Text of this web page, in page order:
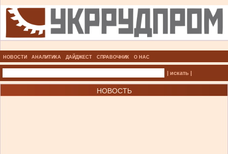
НОВОСТИ АНАЛИТИКА ДАЙДЖЕСТ СПРАВОЧНИК О НАС
| искать |
НОВОСТЬ